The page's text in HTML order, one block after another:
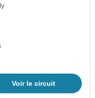
Voir le circuit